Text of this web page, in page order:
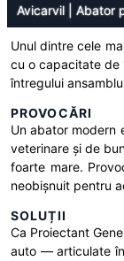
Avicarvil Abator
Unul dintre cele
cu o capacitate de
întregului
PROVOCĂRI
Un abator modern
veterinare și de
foarte mare.
neobișnuit pentru
SOLUȚII
Ca Proiectant
auto — articulate